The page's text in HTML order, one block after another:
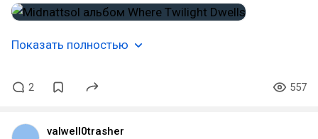
Показать полностью
2 557
valwell0trasher